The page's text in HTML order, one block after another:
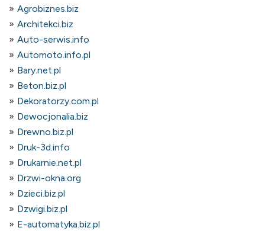
Agrobiznes.biz
Architekci.biz
Auto-serwis.info
Automoto.info.pl
Bary.net.pl
Beton.biz.pl
Dekoratorzy.com.pl
Dewocjonalia.biz
Drewno.biz.pl
Druk-3d.info
Drukarnie.net.pl
Drzwi-okna.org
Dzieci.biz.pl
Dzwigi.biz.pl
E-automatyka.biz.pl